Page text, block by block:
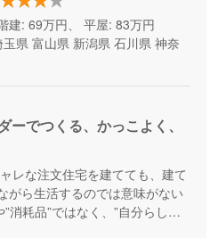
建: 69万円、 平屋: 83万円
玉県 富山県 新潟県 石川県 神奈
ーでつくる、かっこよく、
レな注文住宅を建てても、建て
がら生活するのでは意味がない
消耗品”ではなく、”自分らしさ